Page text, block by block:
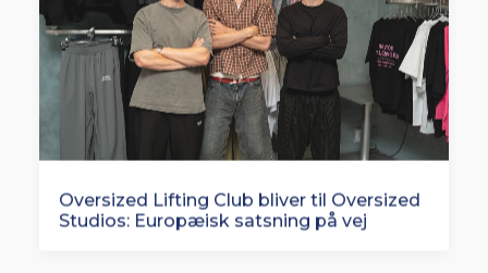
Oversized Lifting Club bliver til Oversized
Studios: Europæisk satsning på vej